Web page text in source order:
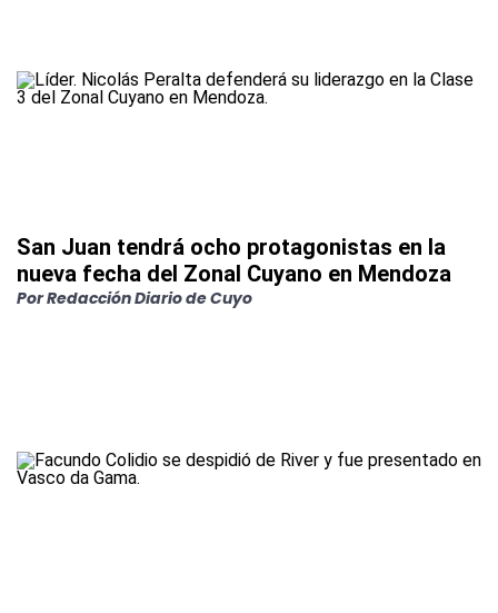
San Juan tendrá ocho protagonistas en la
nueva fecha del Zonal Cuyano en Mendoza
PorRedacción Diario de Cuyo